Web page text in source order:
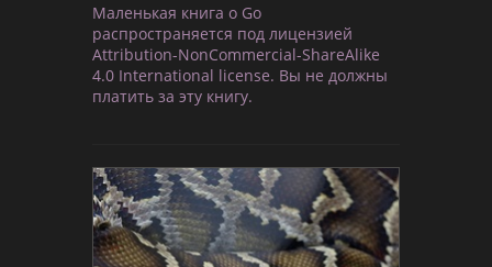
Маленькая книга о Go
распространяется под лицензией
Attribution-NonCommercial-ShareAlike
4.0 International license. Вы не должны
платить за эту книгу.